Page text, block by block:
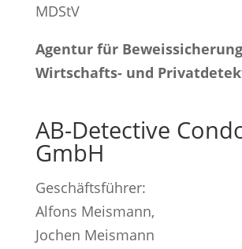
MDStV
Agentur für
Wirtschafts- und
AB-Detective
GmbH
Geschäftsführer:
Alfons Meismann,
Jochen Meismann